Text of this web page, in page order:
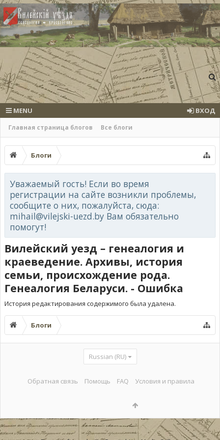
Главная страница блогов Все блоги
MENU ВХОД
Блоги
Уважаемый гость! Если во время
регистрации на сайте возникли проблемы,
сообщите о них, пожалуйста, сюда:
mihail@vilejski-uezd.by Вам обязательно
помогут!
Вилейский уезд – генеалогия и
краеведение. Архивы, история
семьи, происхождение рода.
Генеалогия Беларуси. - Ошибка
История редактирования содержимого была удалена.
Блоги
Russian (RU)
Обратная связь Помощь FAQ Условия и правила